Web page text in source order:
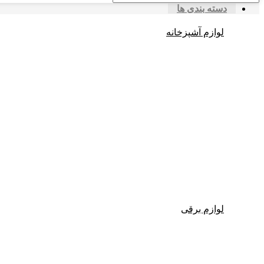
دسته بندی ها
لوازم آشپزخانه
لوازم برقی